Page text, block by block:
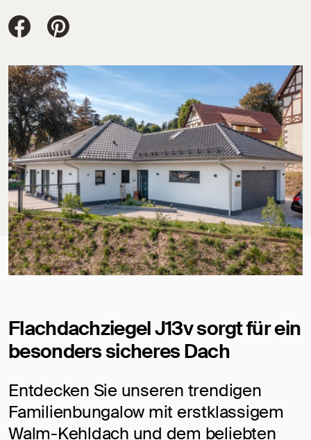
Jacobi Dachziegel auf FaceBook
Jacobi Dachziegel auf Pinterest
Flachdachziegel J13v sorgt für ein
besonders sicheres Dach
Entdecken Sie unseren trendigen
Familienbungalow mit erstklassigem
Walm-Kehldach und dem beliebten